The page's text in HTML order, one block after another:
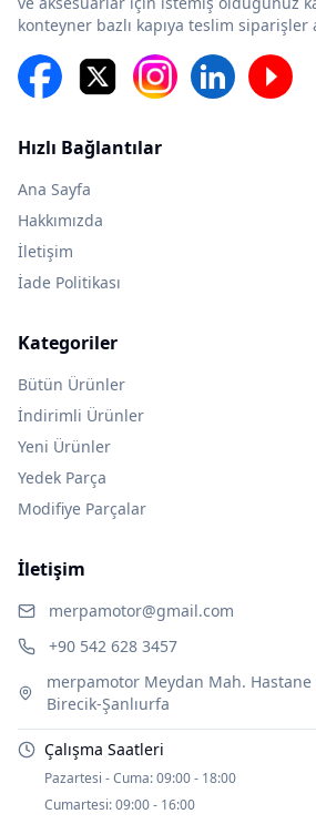
konteyner bazlı kapıya teslim siparişler
Hızlı Bağlantılar
Ana Sayfa
Hakkımızda
İletişim
İade Politikası
Kategoriler
Bütün Ürünler
İndirimli Ürünler
Yeni Ürünler
Yedek Parça
Modifiye Parçalar
İletişim
merpamotor@gmail.com
+90 542 628 3457
merpamotor Meydan Mah. Hastane
Birecik-Şanlıurfa
Çalışma Saatleri
Pazartesi - Cuma:09:00 - 18:00
Cumartesi:09:00 - 16:00